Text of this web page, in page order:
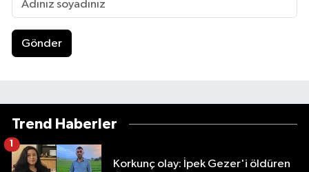
Gönder
Trend Haberler
Korkunç olay: İpek Gezer'i öldüren
1